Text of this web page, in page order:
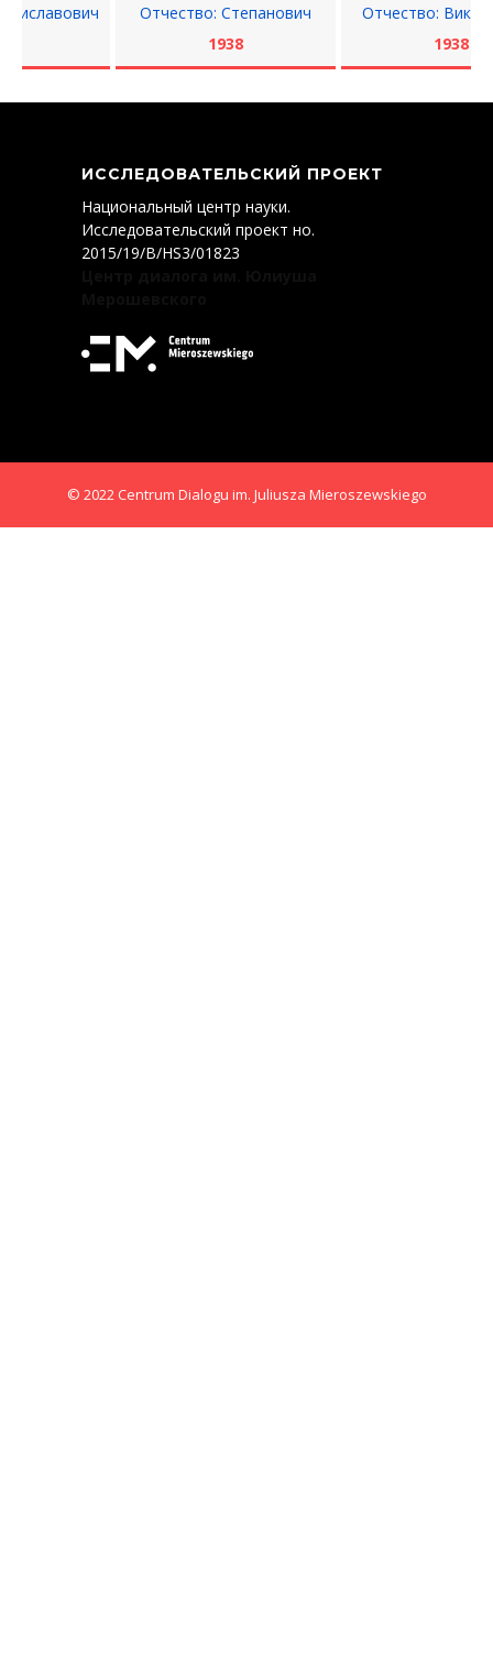
Отчество: Степанович
Отчество: Викентьевич
ИССЛЕДОВАТЕЛЬСКИЙ ПРОЕКТ
Национальный центр науки.
Исследовательский проект нo.
2015/19/B/HS3/01823
© 2022 Centrum Dialogu im. Juliusza Mieroszewskiego